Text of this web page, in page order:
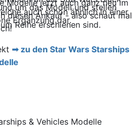
auch schon ähnlich in einer
Reihe erschienen sind.
um das Modell und stellen
Ergänzung dar.
Modelle jetzt auch ganz neu im
diesen Ankauf - also schaut mal
zu den Star Wars Starships